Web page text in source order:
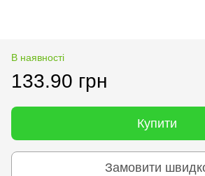
В наявності
133.90 грн
Купити
Замовити